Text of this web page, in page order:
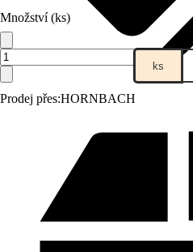
Prodej přes:HORNBACH
Množství (ks)
ks